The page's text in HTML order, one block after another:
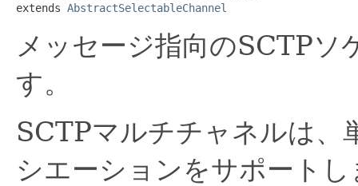
extends AbstractSelectableChannel
メッセージ指向のSCTPソ
す。
SCTPマルチチャネルは、
シエーションをサポートし